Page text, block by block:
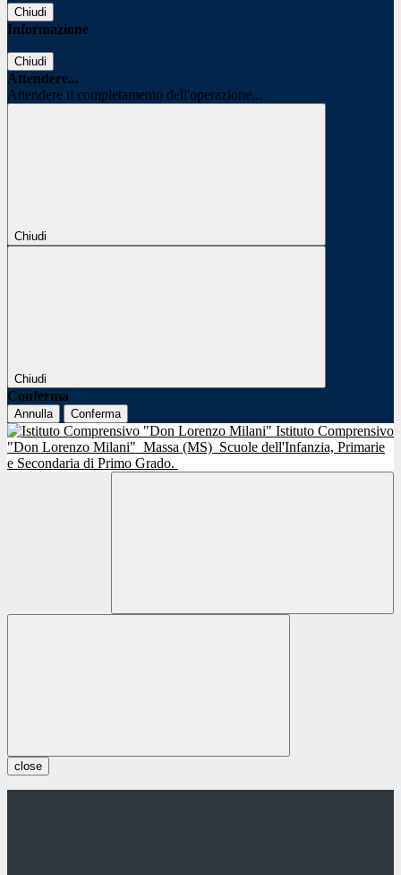
Chiudi
Informazione
Chiudi
Attendere...
Attendere il completamento dell'operazione...
Chiudi
Chiudi
Conferma
Annulla Conferma
Istituto Comprensivo
"Don Lorenzo Milani" Massa (MS) Scuole dell'Infanzia, Primarie
e Secondaria di Primo Grado.
close